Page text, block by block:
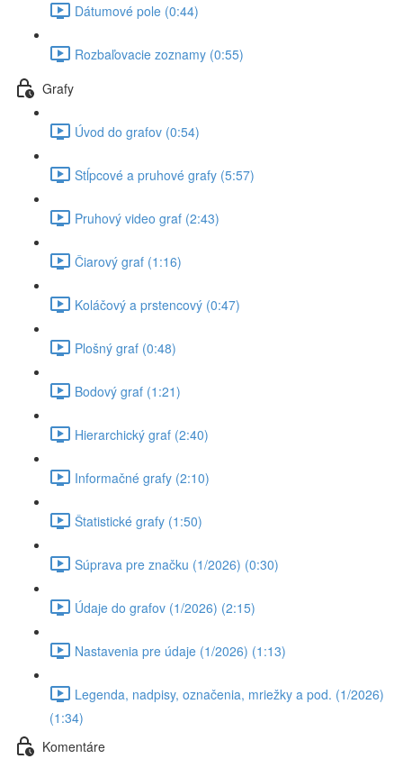
Dátumové pole (0:44)
Rozbaľovacie zoznamy (0:55)
Grafy
Úvod do grafov (0:54)
Stĺpcové a pruhové grafy (5:57)
Pruhový video graf (2:43)
Čiarový graf (1:16)
Koláčový a prstencový (0:47)
Plošný graf (0:48)
Bodový graf (1:21)
Hierarchický graf (2:40)
Informačné grafy (2:10)
Štatistické grafy (1:50)
Súprava pre značku (1/2026) (0:30)
Údaje do grafov (1/2026) (2:15)
Nastavenia pre údaje (1/2026) (1:13)
Legenda, nadpisy, označenia, mriežky a pod. (1/2026)
(1:34)
Komentáre